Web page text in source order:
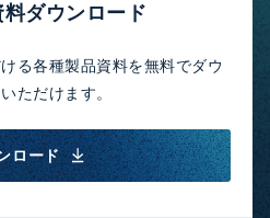
ダウンロード
る各種製品資料を無料でダウ
ただけます。
ロード